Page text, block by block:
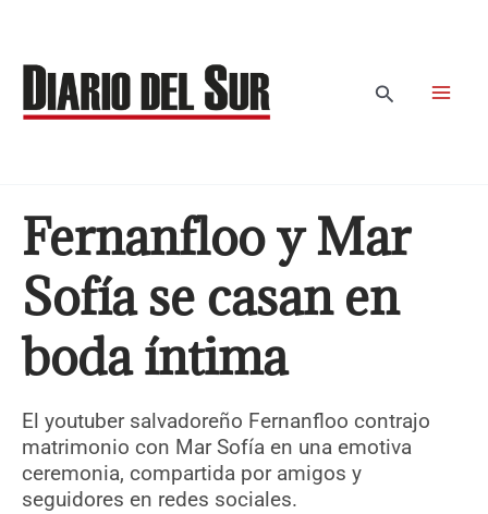
contenido
Buscar
Fernanfloo y Mar
Sofía se casan en
boda íntima
El youtuber salvadoreño Fernanfloo contrajo
matrimonio con Mar Sofía en una emotiva
ceremonia, compartida por amigos y
seguidores en redes sociales.